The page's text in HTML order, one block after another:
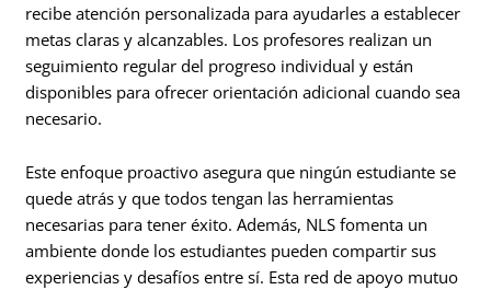
recibe atención personalizada para ayudarles a establecer
metas claras y alcanzables. Los profesores realizan un
seguimiento regular del progreso individual y están
disponibles para ofrecer orientación adicional cuando sea
necesario.
Este enfoque proactivo asegura que ningún estudiante se
quede atrás y que todos tengan las herramientas
necesarias para tener éxito. Además, NLS fomenta un
ambiente donde los estudiantes pueden compartir sus
experiencias y desafíos entre sí. Esta red de apoyo mutuo